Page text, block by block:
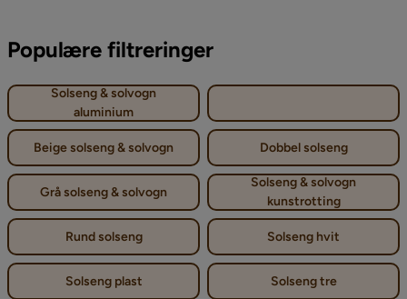
Populære filtreringer
Solseng & solvogn
aluminium
Beige solseng & solvogn Dobbel solseng
Grå solseng & solvogn
Solseng & solvogn
kunstrotting
Rund solseng Solseng hvit
Solseng plast Solseng tre